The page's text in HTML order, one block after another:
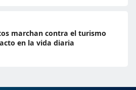
marchan contra el turismo
en la vida diaria